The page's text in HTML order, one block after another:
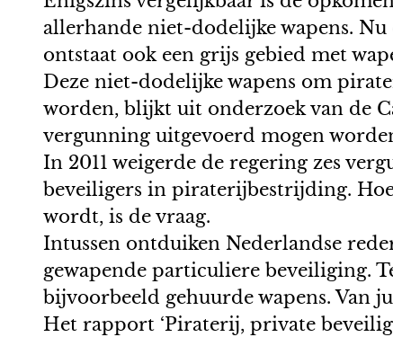
allerhande niet-dodelijke wapens.
ontstaat ook een grijs gebied met
Deze niet-dodelijke wapens om
worden, blijkt uit onderzoek van de
vergunning uitgevoerd mogen
In 2011 weigerde de regering zes
beveiligers in piraterijbestrijding.
wordt, is de vraag.
Intussen ontduiken Nederlandse
gewapende particuliere beveiliging.
bijvoorbeeld gehuurde wapens. Van
Het rapport ‘Piraterij, private